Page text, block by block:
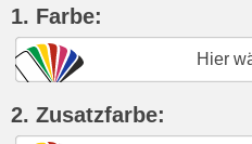
1. Farbe:
Hier
2. Zusatzfarbe: